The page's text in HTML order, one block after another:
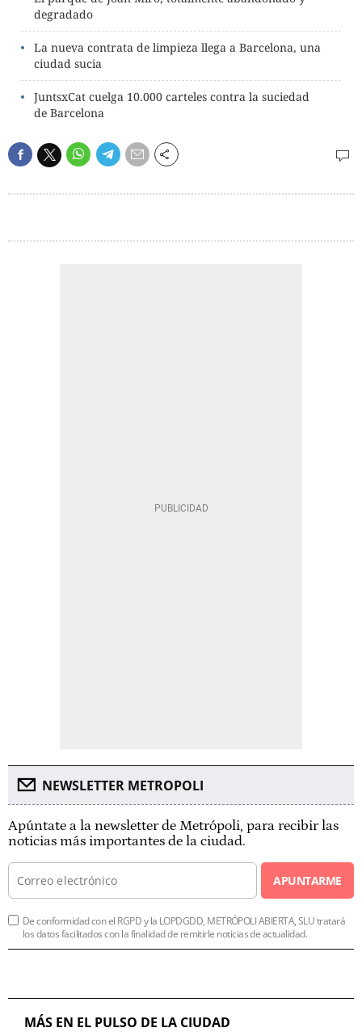
degradado
La nueva contrata de limpieza llega a Barcelona, una
ciudad sucia
JuntsxCat cuelga 10.000 carteles contra la suciedad
de Barcelona
NEWSLETTER METROPOLI
Apúntate a la newsletter de Metrópoli, para recibir las
noticias más importantes de la ciudad.
APUNTARME
De conformidad con el RGPD y la LOPDGDD, METRÓPOLI ABIERTA, SLU tratará
los datos facilitados con la finalidad de remitirle noticias de actualidad.
MÁS EN EL PULSO DE LA CIUDAD